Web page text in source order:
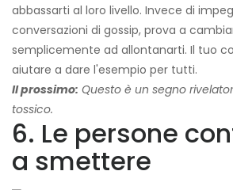
abbassarti al loro livello. Invece di
conversazioni di gossip, prova a
semplicemente ad allontanarti. Il tuo
aiutare a dare l'esempio per tutti.
Il prossimo: Questo è un segno
tossico.
6. Le persone
a smettere